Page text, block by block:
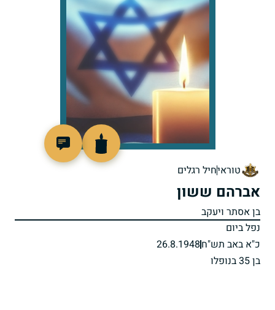
טוראיחיל רגלים
אברהם ששון
בן אסתר ויעקב
נפל ביום
כ"א באב תש"ח26.8.1948
בן 35 בנופלו